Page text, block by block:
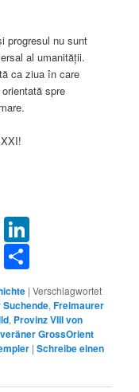
progresul nu sunt
al umanității.
ca ziua în care
spre
Copy
Link
|Verschlagwortet
,Freimaurer
, Provinz VIII von
GrossOrient
|Schreibe einen